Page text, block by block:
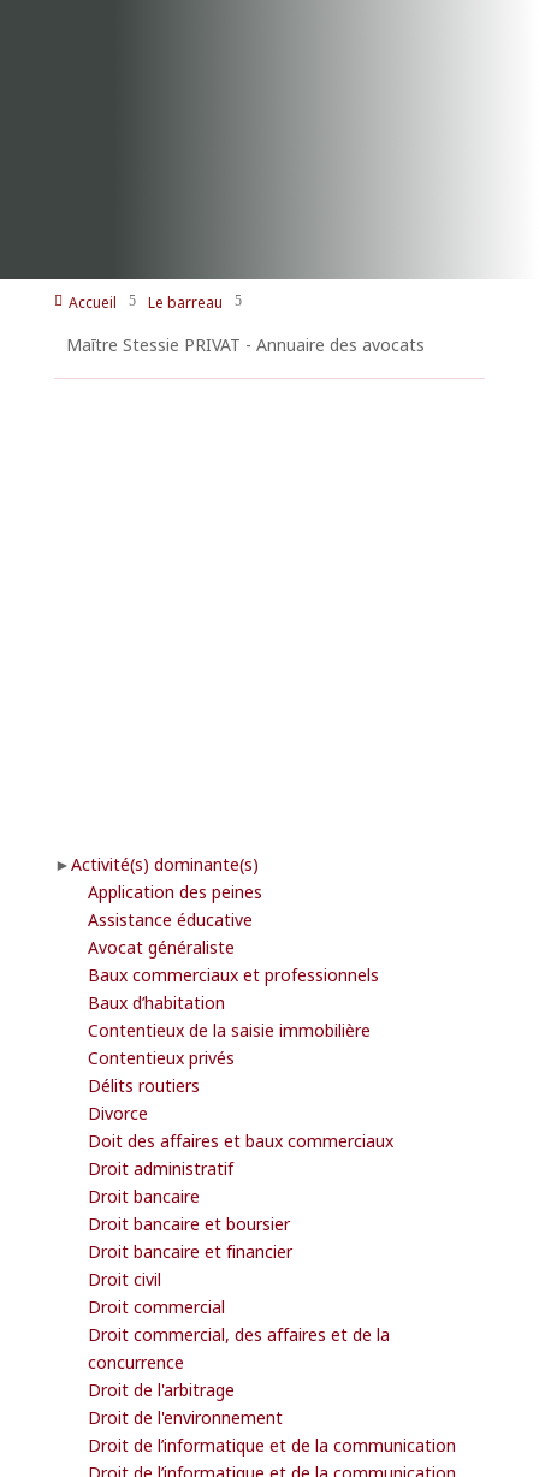
 Accueil 5 Le barreau 5
Maītre Stessie PRIVAT - Annuaire des avocats
Activité(s) dominante(s)
Application des peines
Assistance éducative
Avocat généraliste
Baux commerciaux et professionnels
Baux d’habitation
Contentieux de la saisie immobilière
Contentieux privés
Délits routiers
Divorce
Doit des affaires et baux commerciaux
Droit administratif
Droit bancaire
Droit bancaire et boursier
Droit bancaire et financier
Droit civil
Droit commercial
Droit commercial, des affaires et de la
concurrence
Droit de l'arbitrage
Droit de l'environnement
Droit de l’informatique et de la communication